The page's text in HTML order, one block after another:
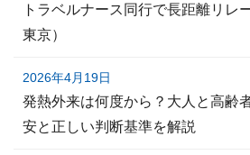
トラベルナース同行で長距離リレ
東京）
発熱外来は何度から？大人と高齢
安と正しい判断基準を解説
2026年4月19日